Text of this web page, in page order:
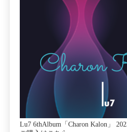
Lu7 6thAlbum「Charon Kalon」